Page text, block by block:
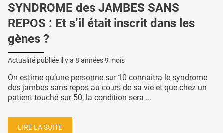
SYNDROME des JAMBES SANS
REPOS : Et s’il était inscrit dans les
gènes ?
Actualité publiée il y a 8 années 9 mois
On estime qu’une personne sur 10 connaitra le syndrome
des jambes sans repos au cours de sa vie et que chez un
patient touché sur 50, la condition sera ...
LIRE LA SUITE